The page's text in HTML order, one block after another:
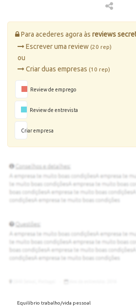
Para acederes agora às reviews
Escrever uma review (20 rep)
ou
Criar duas empresas (10 rep)
Review de emprego
Review de entrevista
Criar empresa
Equilíbrio trabalho/vida pessoal